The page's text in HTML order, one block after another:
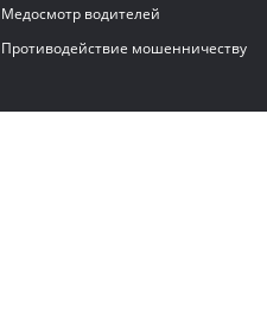
Медосмотр водителей
Противодействие мошенничеству